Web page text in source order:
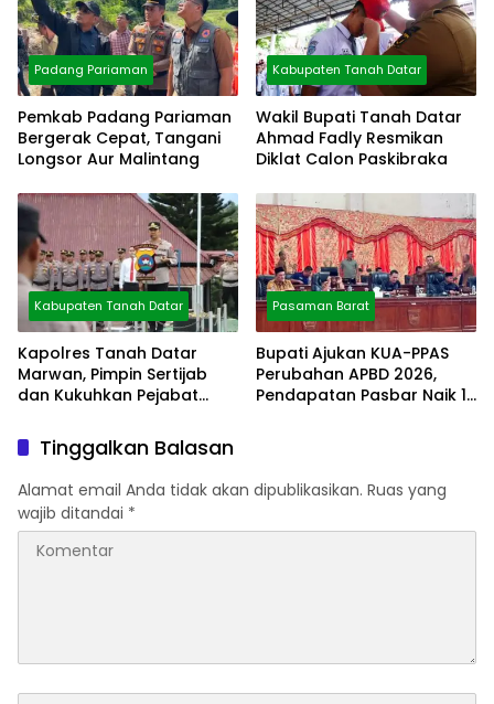
Padang Pariaman
Pemkab Padang Pariaman
Bergerak Cepat, Tangani
Longsor Aur Malintang
Kabupaten Tanah Datar
Wakil Bupati Tanah Datar
Ahmad Fadly Resmikan
Diklat Calon Paskibraka
Kabupaten Tanah Datar
Kapolres Tanah Datar
Marwan, Pimpin Sertijab
dan Kukuhkan Pejabat
Pasaman Barat
Bupati Ajukan KUA-PPAS
Perubahan APBD 2026,
Pendapatan Pasbar Naik 15
Tinggalkan Balasan
Alamat email Anda tidak akan dipublikasikan. Ruas yang
wajib ditandai *